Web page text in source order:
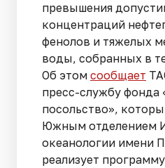
превышения
концентраций
фенолов и тяжелых
воды, собранных в
Об этом сообщает
пресс-службу фонда
посольство»,
Южным отделением
океанологии имени
реализует